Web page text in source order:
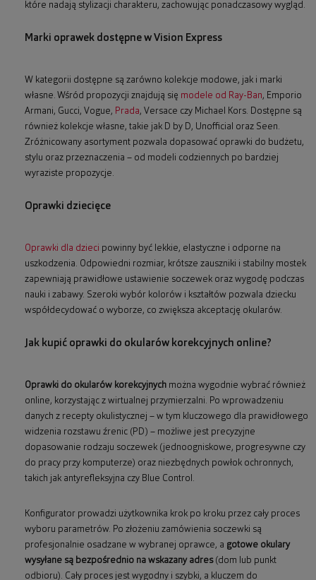
które nadają stylizacji charakteru, zachowując ponadczasowy wygląd.
Marki oprawek dostępne w Vision Express
W kategorii dostępne są zarówno kolekcje modowe, jak i marki
własne. Wśród propozycji znajdują się modele od Ray-Ban, Emporio
Armani, Gucci, Vogue, Prada, Versace czy Michael Kors. Dostępne są
również kolekcje własne, takie jak D by D, Unofficial oraz Seen.
Zróżnicowany asortyment pozwala dopasować oprawki do budżetu,
stylu oraz przeznaczenia – od modeli codziennych po bardziej
wyraziste propozycje.
Oprawki dziecięce
Oprawki dla dzieci powinny być lekkie, elastyczne i odporne na
uszkodzenia. Odpowiedni rozmiar, krótsze zauszniki i stabilny mostek
zapewniają prawidłowe ustawienie soczewek oraz wygodę podczas
nauki i zabawy. Szeroki wybór kolorów i kształtów pozwala dziecku
współdecydować o wyborze, co zwiększa akceptację okularów.
Jak kupić oprawki do okularów korekcyjnych online?
Oprawki do okularów korekcyjnych można wygodnie wybrać również
online, korzystając z wirtualnej przymierzalni. Po wprowadzeniu
danych z recepty okulistycznej – w tym kluczowego dla prawidłowego
widzenia rozstawu źrenic (PD) – możliwe jest precyzyjne
dopasowanie rodzaju soczewek (jednoogniskowe, progresywne czy
do pracy przy komputerze) oraz niezbędnych powłok ochronnych,
takich jak antyrefleksyjna czy Blue Control.
Konfigurator prowadzi użytkownika krok po kroku przez cały proces
wyboru parametrów. Po złożeniu zamówienia soczewki są
profesjonalnie osadzane w wybranej oprawce, a gotowe okulary
wysyłane są bezpośrednio na wskazany adres(dom lub punkt
odbioru). Cały proces jest wygodny i szybki, a kluczem do